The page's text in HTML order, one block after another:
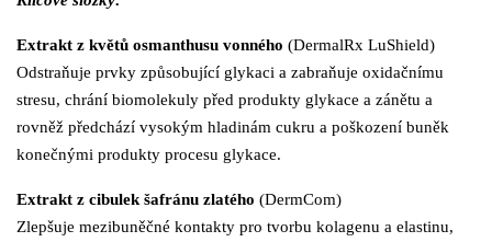
Extrakt z květů osmanthusu vonného (DermalRx LuShield)
Odstraňuje prvky způsobující glykaci a zabraňuje oxidačnímu
stresu, chrání biomolekuly před produkty glykace a zánětu a
rovněž předchází vysokým hladinám cukru a poškození buněk
konečnými produkty procesu glykace.
Extrakt z cibulek šafránu zlatého (DermCom)
Zlepšuje mezibuněčné kontakty pro tvorbu kolagenu a elastinu,